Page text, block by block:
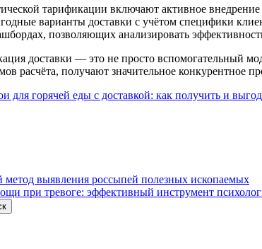
тарификации включают активное
варианты доставки с учётом специфики
позволяющих анализировать
доставки — это не просто вспомогательный
расчёта, получают значительное конкурентное
горячей еды с доставкой: как получить и
выявления россыпей полезных ископаемых
при тревоге: эффективный инструмент